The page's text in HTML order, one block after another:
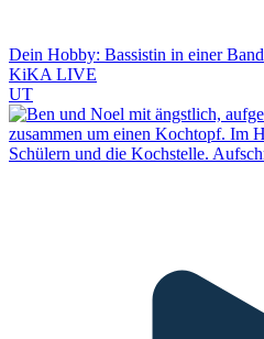
Dein Hobby: Bassistin in einer Band
KiKA LIVE
UT